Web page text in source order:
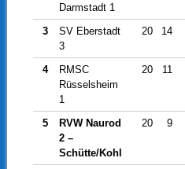
Darmstadt 1
3
SV Eberstadt
3
20 14
4
RMSC
Rüsselsheim
1
20 11
5
RVW Naurod
2 –
Schütte/Kohl
20 9